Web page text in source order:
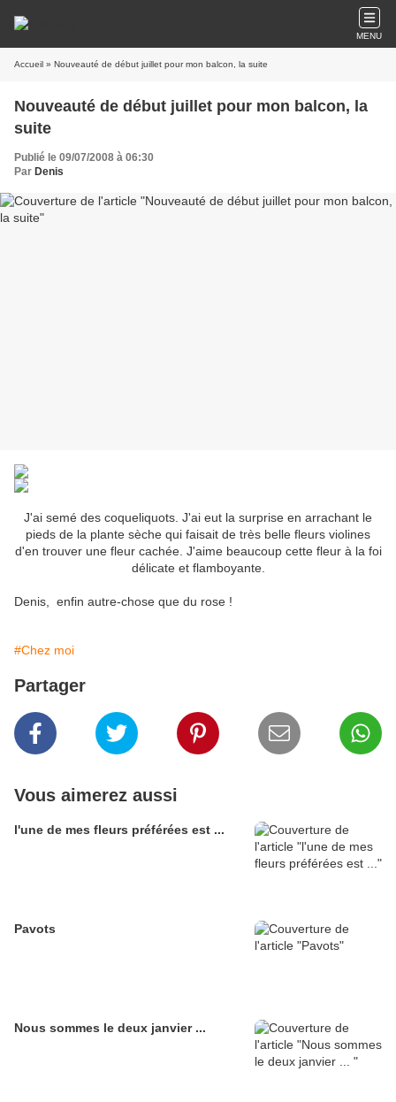
MENU
Accueil » Nouveauté de début juillet pour mon balcon, la suite
Nouveauté de début juillet pour mon balcon, la
suite
Publié le 09/07/2008 à 06:30
Par Denis
J'ai semé des coqueliquots. J'ai eut la surprise en arrachant le
pieds de la plante sèche qui faisait de très belle fleurs violines
d'en trouver une fleur cachée. J'aime beaucoup cette fleur à la foi
délicate et flamboyante.
Denis, enfin autre-chose que du rose !
#Chez moi
Partager
Vous aimerez aussi
l'une de mes fleurs préférées est ...
Pavots
Nous sommes le deux janvier ...